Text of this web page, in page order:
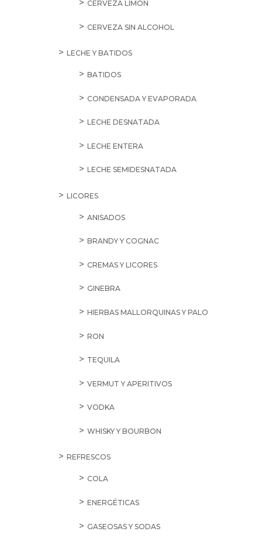
CERVEZA LIMÓN
CERVEZA SIN ALCOHOL
LECHE Y BATIDOS
BATIDOS
CONDENSADA Y EVAPORADA
LECHE DESNATADA
LECHE ENTERA
LECHE SEMIDESNATADA
LICORES
ANISADOS
BRANDY Y COGNAC
CREMAS Y LICORES
GINEBRA
HIERBAS MALLORQUINAS Y PALO
RON
TEQUILA
VERMUT Y APERITIVOS
VODKA
WHISKY Y BOURBON
REFRESCOS
COLA
ENERGÉTICAS
GASEOSAS Y SODAS